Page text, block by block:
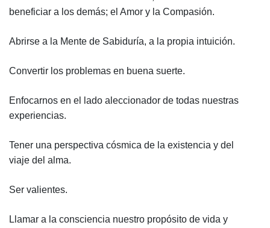
beneficiar a los demás; el Amor y la Compasión.
Abrirse a la Mente de Sabiduría, a la propia intuición.
Convertir los problemas en buena suerte.
Enfocarnos en el lado aleccionador de todas nuestras
experiencias.
Tener una perspectiva cósmica de la existencia y del
viaje del alma.
Ser valientes.
Llamar a la consciencia nuestro propósito de vida y